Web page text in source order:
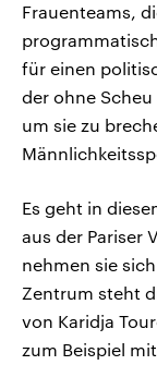
Frauenteams,
für einen
der ohne
um sie zu
Es geht in
aus der Pariser
nehmen sie
Zentrum steht
von Karidja
zum Beispiel